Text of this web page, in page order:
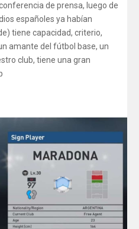
de prensa, luego de
españoles ya habían
tiene capacidad, criterio,
amante del fútbol base, un
club, tiene una gran